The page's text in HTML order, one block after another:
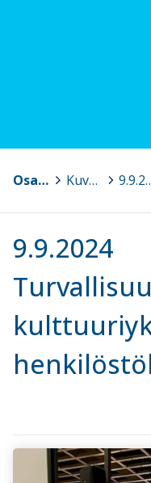
Osaava Satakunta Kuvagalleria > 9.9.2024
9.9.2024